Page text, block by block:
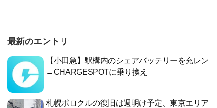
最新のエントリ
【小田急】駅構内のシェアバッテリーを充レン
→CHARGESPOTに乗り換え
札幌ポロクルの復旧は週明け予定、東京エリア